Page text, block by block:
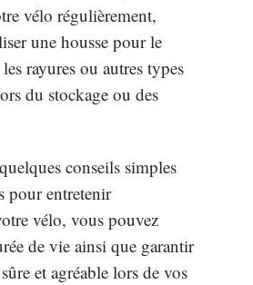
vélo régulièrement,
une housse pour le
rayures ou autres types
du stockage ou des
conseils simples
pour entretenir
vélo, vous pouvez
de vie ainsi que garantir
et agréable lors de vos